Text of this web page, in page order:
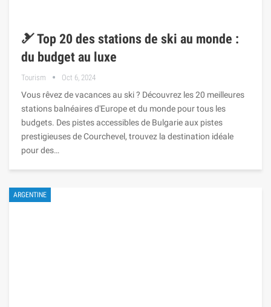
🎿 Top 20 des stations de ski au monde :
du budget au luxe
Tourism Oct 6, 2024
Vous rêvez de vacances au ski ? Découvrez les 20 meilleures
stations balnéaires d'Europe et du monde pour tous les
budgets. Des pistes accessibles de Bulgarie aux pistes
prestigieuses de Courchevel, trouvez la destination idéale
pour des…
ARGENTINE